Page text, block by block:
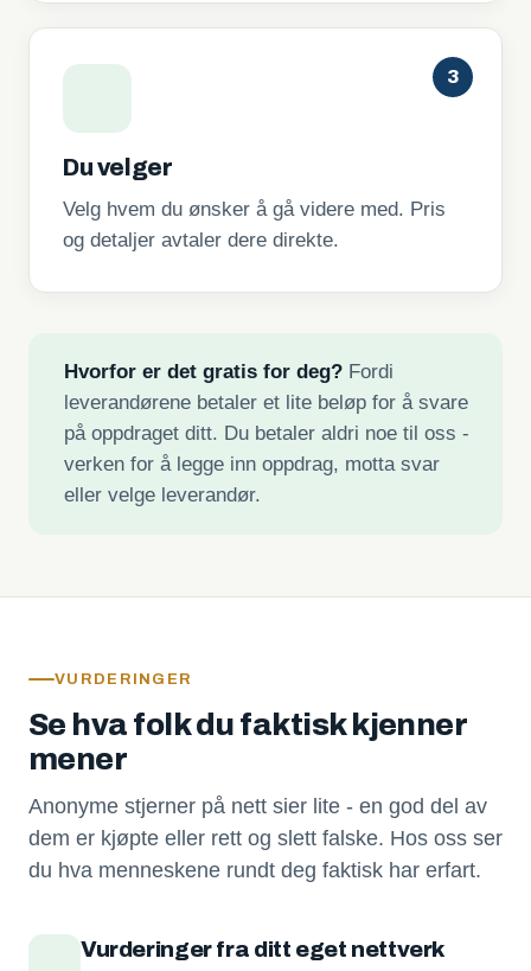
3
Du velger
Velg hvem du ønsker å gå videre med. Pris
og detaljer avtaler dere direkte.
Hvorfor er det gratis for deg?Fordi
leverandørene betaler et lite beløp for å svare
på oppdraget ditt. Du betaler aldri noe til oss -
verken for å legge inn oppdrag, motta svar
eller velge leverandør.
VURDERINGER
Se hva folk du faktisk kjenner
mener
Anonyme stjerner på nett sier lite - en god del av
dem er kjøpte eller rett og slett falske. Hos oss ser
du hva menneskene rundt deg faktisk har erfart.
Vurderinger fra ditt eget nettverk